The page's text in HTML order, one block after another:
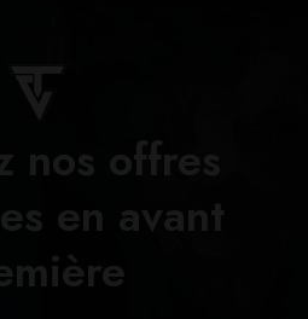
nos offres
en avant